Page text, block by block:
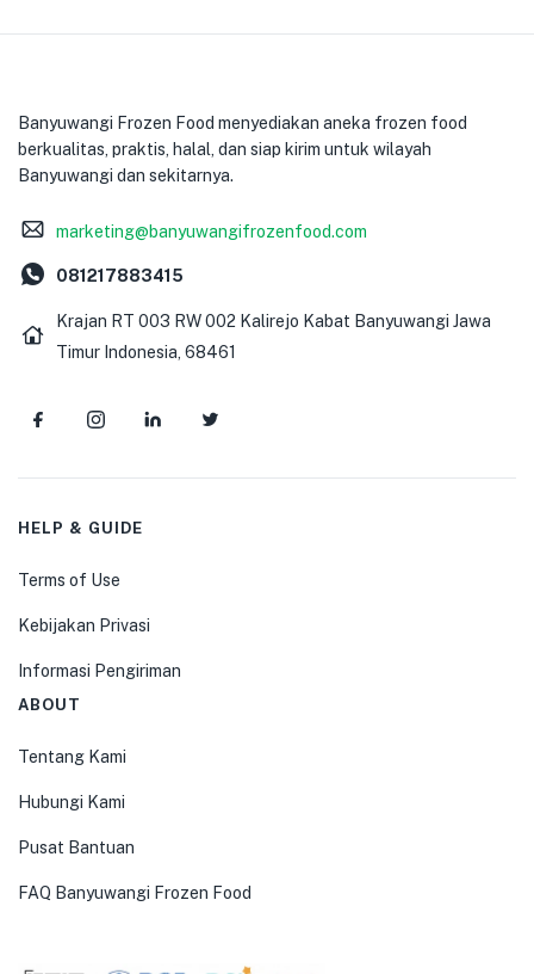
Banyuwangi Frozen Food menyediakan aneka frozen food
berkualitas, praktis, halal, dan siap kirim untuk wilayah
Banyuwangi dan sekitarnya.
marketing@banyuwangifrozenfood.com
081217883415
Krajan RT 003 RW 002 Kalirejo Kabat Banyuwangi Jawa
Timur Indonesia, 68461
HELP & GUIDE
Terms of Use
Kebijakan Privasi
Informasi Pengiriman
ABOUT
Tentang Kami
Hubungi Kami
Pusat Bantuan
FAQ Banyuwangi Frozen Food